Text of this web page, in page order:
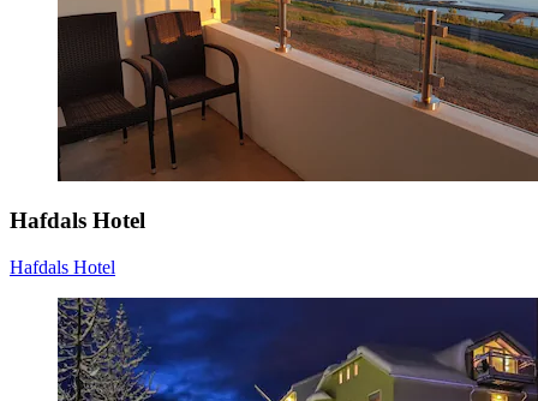
Hafdals Hotel
Hafdals Hotel